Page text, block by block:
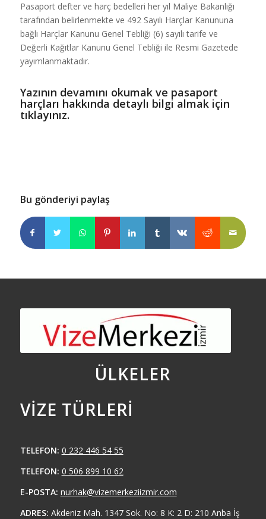
Pasaport defter ve harç bedelleri her yıl Maliye Bakanlığı
tarafından belirlenmekte ve 492 Sayılı Harçlar Kanununa
bağlı Harçlar Kanunu Genel Tebliği (6) sayılı tarife ve
Değerli Kağıtlar Kanunu Genel Tebliği ile Resmi Gazetede
yayımlanmaktadır.
Yazının devamını okumak ve pasaport
harçları hakkında detaylı bilgi almak için
tıklayınız.
Bu gönderiyi paylaş
ÜLKELER
VIZE TÜRLERI
TELEFON: 0 232 446 54 55
TELEFON: 0 506 899 10 62
E-POSTA: nurhak@vizemerkeziizmir.com
ADRES: Akdeniz Mah. 1347 Sok. No: 8 K: 2 D: 210 Anba İş